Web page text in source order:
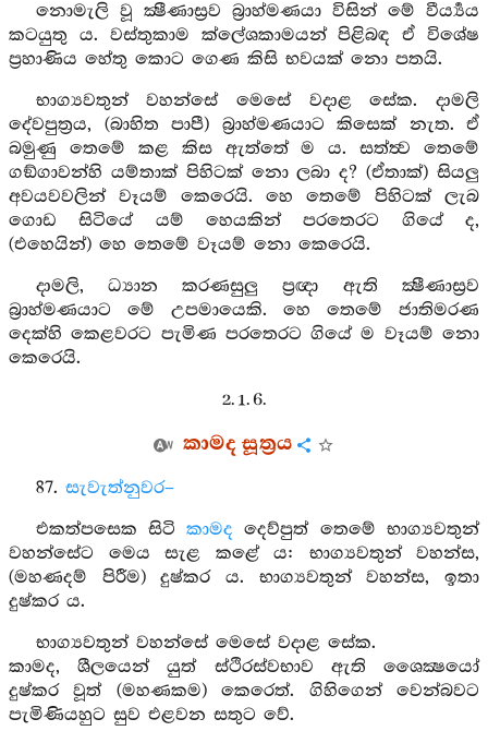
නොමැලි වූ ක්‍ෂීණාස්‍රව බ්‍රාහ්මණයා විසින් මේ වීර්‍ය්‍යය
කටයුතු ය. වස්තුකාම ක්ලේශකාමයන් පිළිබඳ ඒ විශේෂ
ප්‍රහාණිය හේතු කොට ගෙණ කිසි භවයක් නො පතයි.
භාග්‍යවතුන් වහන්සේ මෙසේ වදාළ සේක. දාමලි
දේවපුත්‍රය, (බාහිත පාපී) බ්‍රාහ්මණයාට කිසෙක් නැත. ඒ
බමුණු තෙමේ කළ කිස ඇත්තේ ම ය. සත්ත්‍ව තෙමේ
ගඞ්ගාවන්හි යම්තාක් පිහිටක් නො ලබා ද? (ඒතාක්) සියලු
අවයවවලින් වෑයම් කෙරෙයි. හෙ තෙමේ පිහිටක් ලැබ
ගොඩ සිටියේ යම් හෙයකින් පරතෙරට ගියේ ද,
(එහෙයින්) හෙ තෙමේ වෑයම් නො කෙරෙයි.
දාමලි, ධ්‍යාන කරණසුලු ප්‍රඥා ඇති ක්‍ෂීණාස්‍රව
බ්‍රාහ්මණයාට මේ උපමායෙකි. හෙ තෙමේ ජාතිමරණ
දෙක්හි කෙළවරට පැමිණ පරතෙරට ගියේ ම වෑයම් නො
කෙරෙයි.
2. 1. 6.
කාමද සූත්‍රය
87. සැවැත්නුවර–
එකත්පසෙක සිටිකාමද දෙව්පුත් තෙමේ භාග්‍යවතුන්
වහන්සේට මෙය සැළ කළේ ය: භාග්‍යවතුන් වහන්ස,
(මහණදම් පිරීම) දුෂ්කර ය. භාග්‍යවතුන් වහන්ස, ඉතා
දුෂ්කර ය.
භාග්‍යවතුන් වහන්සේ මෙසේ වදාළ සේක.
කාමද, ශීලයෙන් යුත් ස්ථිරස්වභාව ඇති ශෛක්‍ෂයෝ
දුෂ්කර වූත් (මහණකම) කෙරෙත්. ගිහිගෙන් වෙන්බවට
පැමිණියහුට සුව එළවන සතුට වේ.